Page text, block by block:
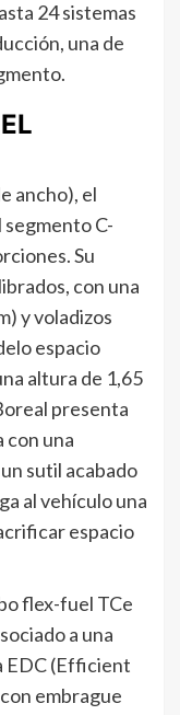
24 sistemas
una de
ancho), el
segmento C-
Su
con una
y voladizos
espacio
altura de 1,65
presenta
con una
sutil acabado
al vehículo una
espacio
flex-fuel TCe
a una
EDC (Efficient
embrague